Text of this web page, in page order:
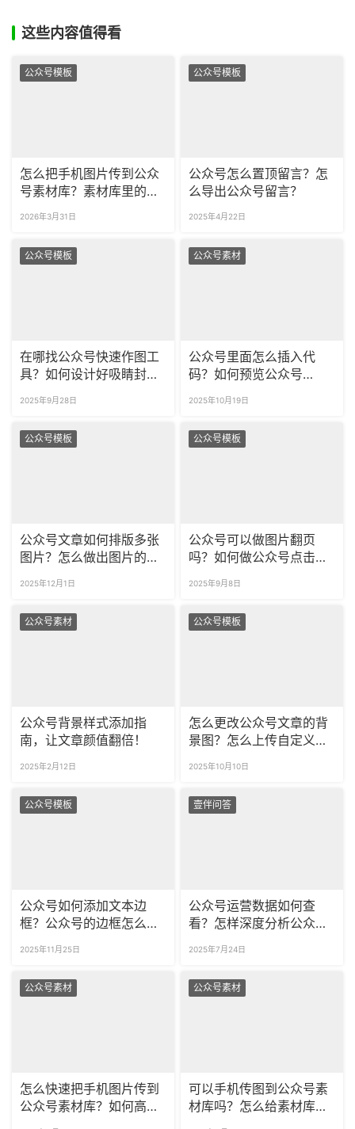
这些内容值得看
公众号模板
怎么把手机图片传到公众
号素材库？素材库里的图
2026年3月31日
公众号模板
公众号怎么置顶留言？怎
么导出公众号留言？
2025年4月22日
公众号模板
在哪找公众号快速作图工
具？如何设计好吸睛封面
2025年9月28日
公众号素材
公众号里面怎么插入代
码？如何预览公众号
2025年10月19日
公众号模板
公众号文章如何排版多张
图片？怎么做出图片的滑
2025年12月1日
公众号模板
公众号可以做图片翻页
吗？如何做公众号点击信
2025年9月8日
公众号素材
公众号背景样式添加指
南，让文章颜值翻倍！
2025年2月12日
公众号模板
怎么更改公众号文章的背
景图？怎么上传自定义背
2025年10月10日
公众号模板
公众号如何添加文本边
框？公众号的边框怎么修
2025年11月25日
壹伴问答
公众号运营数据如何查
看？怎样深度分析公众号
2025年7月24日
公众号素材
怎么快速把手机图片传到
公众号素材库？如何高效
公众号素材
可以手机传图到公众号素
材库吗？怎么给素材库里